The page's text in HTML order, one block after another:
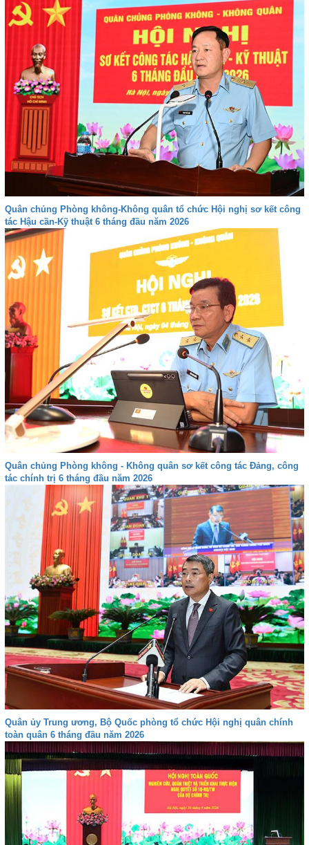
Quân chủng Phòng không-Không quân tổ chức Hội nghị sơ kết công
tác Hậu cần-Kỹ thuật 6 tháng đầu năm 2026
Quân chủng Phòng không - Không quân sơ kết công tác Đảng, công
tác chính trị 6 tháng đầu năm 2026
Quân ủy Trung ương, Bộ Quốc phòng tổ chức Hội nghị quân chính
toàn quân 6 tháng đầu năm 2026